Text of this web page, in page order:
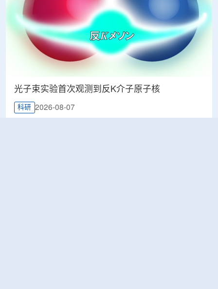
光子束实验首次观测到反K介子原子核
科研 2026-08-07